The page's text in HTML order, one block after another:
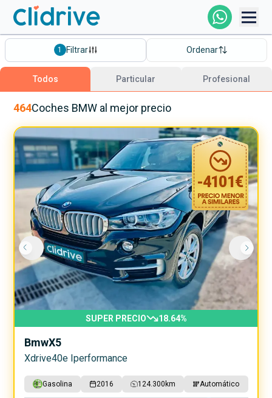
Comprar Coche
Todos Los Coches
Profesional
Particular
Financiación
Clidrive
1 Filtrar Ordenar
Todos Particular Profesional
464Coches BMW al mejor precio
-4101€
SUPER PRECIO 18.64%
BmwX5
Xdrive40e Iperformance
Gasolina 2016 124.300 km Automático